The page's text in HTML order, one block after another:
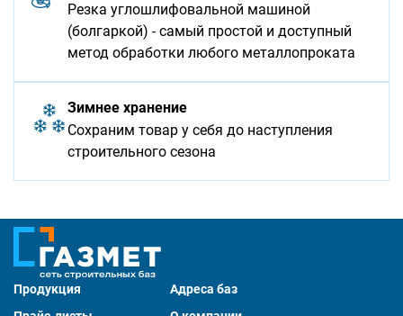
Резка углошлифовальной машиной
(болгаркой) - самый простой и доступный
метод обработки любого металлопроката
Зимнее хранение
Сохраним товар у себя до наступления
строительного сезона
Продукция
Адреса баз